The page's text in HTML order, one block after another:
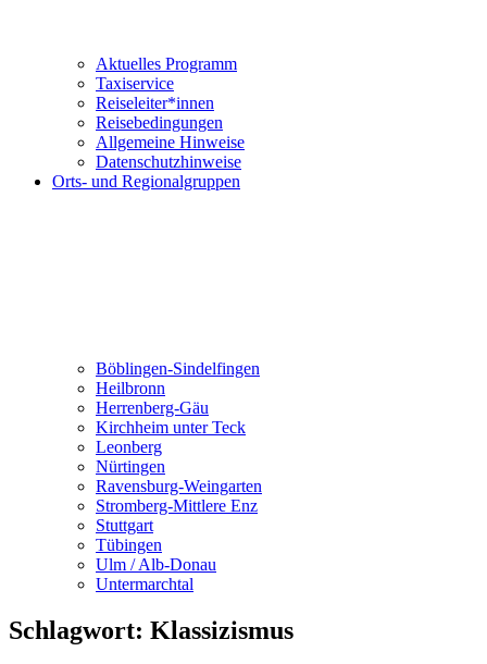
Aktuelles Programm
Taxiservice
Reiseleiter*innen
Reisebedingungen
Allgemeine Hinweise
Datenschutzhinweise
Orts- und Regionalgruppen
Böblingen-Sindelfingen
Heilbronn
Herrenberg-Gäu
Kirchheim unter Teck
Leonberg
Nürtingen
Ravensburg-Weingarten
Stromberg-Mittlere Enz
Stuttgart
Tübingen
Ulm / Alb-Donau
Untermarchtal
Schlagwort: Klassizismus